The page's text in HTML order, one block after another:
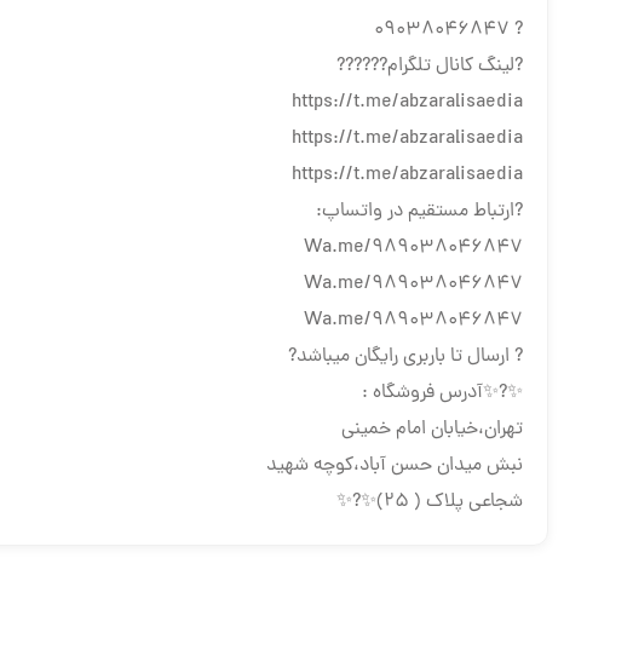
? 09038046847
?لینگ کانال تلگرام??????
https://t.me/abzaralisaedia
https://t.me/abzaralisaedia
https://t.me/abzaralisaedia
?ارتباط مستقیم در واتساپ:
Wa.me/989038046847
Wa.me/989038046847
Wa.me/989038046847
? ارسال تا باربری رایگان میباشد?
✨?✨آدرس فروشگاه :
تهران،خیابان امام خمینی
نبش میدان حسن آباد،کوچه شهید
شجاعی پلاک ( 25)✨?✨